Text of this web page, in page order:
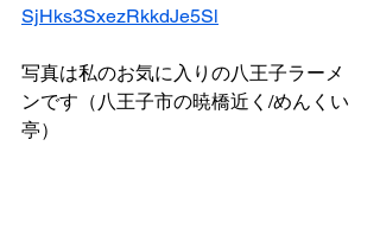
SjHks3SxezRkkdJe5Sl
写真は私のお気に入りの八王子ラーメ
ンです（八王子市の暁橋近く/めんくい
亭）